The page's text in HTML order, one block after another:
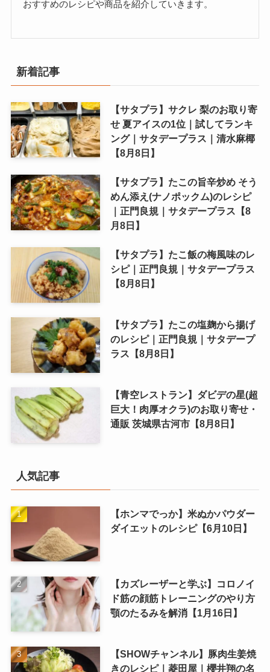
おすすめのレシピや商品を紹介していきます。
新着記事
【サタプラ】サクレ 梨のお取り寄
せ 夏アイスの1位｜試してランキ
ング｜サタデープラス｜清水麻椰
【8月8日】
【サタプラ】たこの旨辛炒め そう
めん添え(ナノポックム)のレシピ
｜正門良規｜サタデープラス【8
月8日】
【サタプラ】たこ飯の梅風味のレ
シピ｜正門良規｜サタデープラス
【8月8日】
【サタプラ】たこの塩麹から揚げ
のレシピ｜正門良規｜サタデープ
ラス【8月8日】
【青空レストラン】ダビデの星(超
巨大！肉厚オクラ)のお取り寄せ・
通販 茨城県古河市【8月8日】
人気記事
【ホンマでっか】米ぬかパウダー
ダイエットのレシピ【6月10日】
【カズレーザーと学ぶ】コロノイ
ド筋の顔筋トレーニングのやり方
顎のたるみを解消【1月16日】
【SHOWチャンネル】豚肉生姜焼
きのレシピ｜菱田屋｜櫻井翔の名